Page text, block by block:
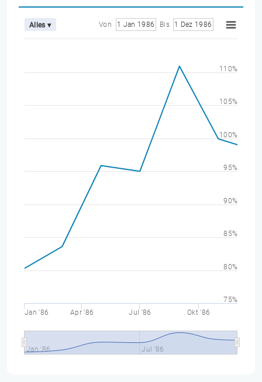
Alles ▾ Von 1 Jan 1986 Bis 1 Dez 1986
Jan '86 Apr '86 Jul '86 Okt '86
Jan '86 Jul '86
75%
80%
85%
90%
95%
100%
105%
110%